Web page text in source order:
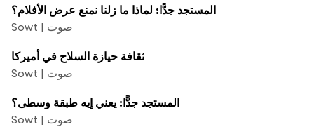
المستجد جدًّا: لماذا ما زلنا نمنع عرض الأفلام؟
Sowt | صوت
ثقافة حيازة السلاح في أميركا
Sowt | صوت
المستجد جدًّا: يعني إيه طبقة وسطى؟
Sowt | صوت